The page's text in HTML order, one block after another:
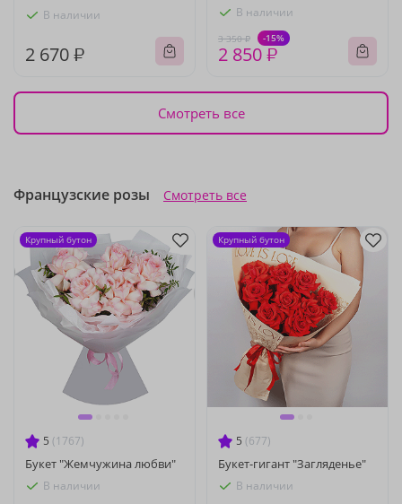
В наличии
2 670 ₽
В наличии
3 350 ₽ -15%
2 850 ₽
Смотреть все
Французские розы Смотреть все
5 (1767)
Букет "Жемчужина любви"
В наличии
Крупный бутон
5 (677)
Букет-гигант "Загляденье"
В наличии
Крупный бутон